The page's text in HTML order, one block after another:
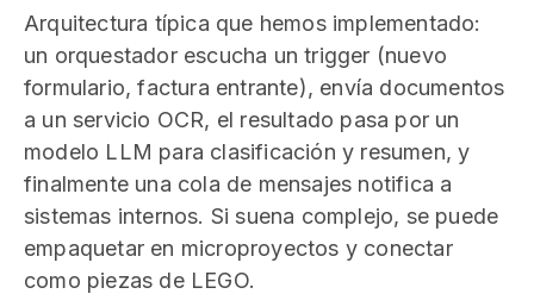
Arquitectura típica que hemos implementado:
un orquestador escucha un trigger (nuevo
formulario, factura entrante), envía documentos
a un servicio OCR, el resultado pasa por un
modelo LLM para clasificación y resumen, y
finalmente una cola de mensajes notifica a
sistemas internos. Si suena complejo, se puede
empaquetar en microproyectos y conectar
como piezas de LEGO.